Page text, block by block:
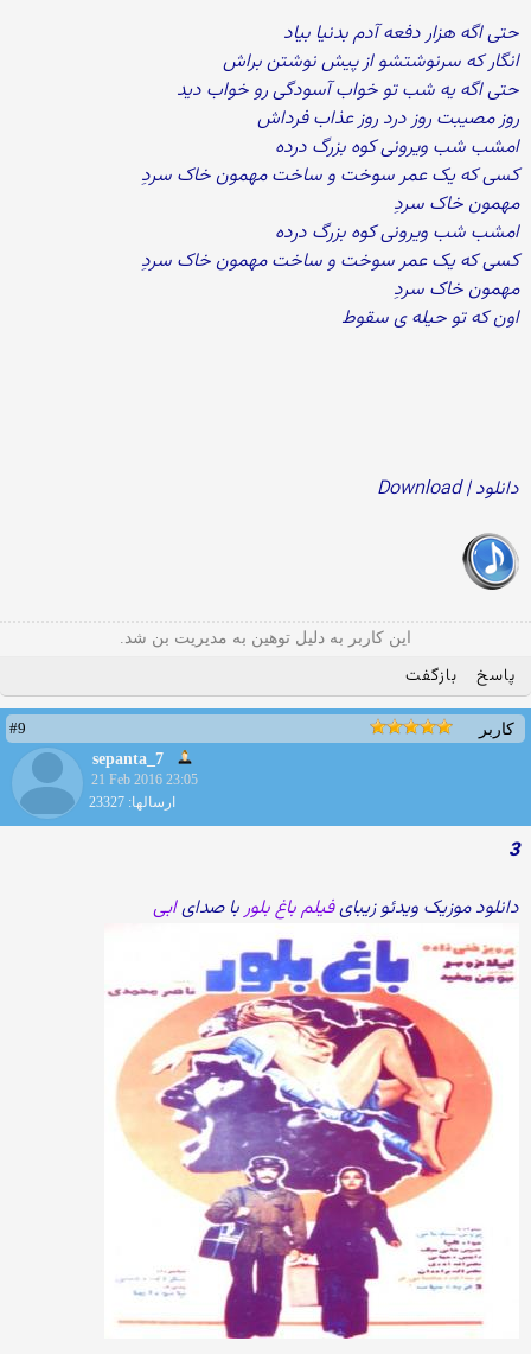
حتی اگه هزار دفعه آدم بدنیا بیاد
انگار که سرنوشتشو از پیش نوشتن براش
حتی اگه یه شب تو خواب آسودگی رو خواب دید
روز مصیبت روز درد روز عذاب فرداش
امشب شب ویرونی کوه بزرگ درده
کسی که یک عمر سوخت و ساخت مهمون خاک سردِ
مهمون خاک سردِ
امشب شب ویرونی کوه بزرگ درده
کسی که یک عمر سوخت و ساخت مهمون خاک سردِ
مهمون خاک سردِ
اون که تو حیله ی سقوط
دانلود | Download
این کاربر به دلیل توهین به مدیریت بن شد.
پاسخ بازگفت
کاربر
#9
sepanta_7
21 Feb 2016 23:05
ارسالها: 23327
3
دانلود موزیک ویدئو زیبایفیلم باغ بلوربا صدایابی